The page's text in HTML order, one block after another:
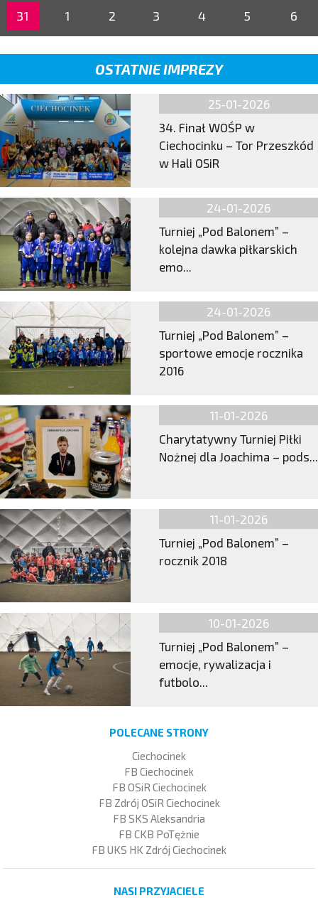
31 1 2 3 4 5 6
OSTATNIE IMPREZY
25-01-2026
34. Finał WOŚP w
Ciechocinku – Tor Przeszkód
w Hali OSiR
24-01-2026
Turniej „Pod Balonem” –
kolejna dawka piłkarskich
emo...
24-01-2026
Turniej „Pod Balonem” –
sportowe emocje rocznika
2016
11-01-2026
Charytatywny Turniej Piłki
Nożnej dla Joachima – pods...
11-01-2026
Turniej „Pod Balonem” –
rocznik 2018
10-01-2026
Turniej „Pod Balonem” –
emocje, rywalizacja i
futbolo...
POLECANE STRONY
Ciechocinek
FB Ciechocinek
FB OSiR Ciechocinek
FB Zdrój OSiR Ciechocinek
FB SKS Aleksandria
FB CKB PoTężnie
FB UKS HK Zdrój Ciechocinek
NASI PRZYJACIELE